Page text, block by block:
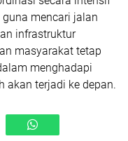
mencari jalan
infrastruktur
masyarakat tetap
menghadapi
akan terjadi ke depan.